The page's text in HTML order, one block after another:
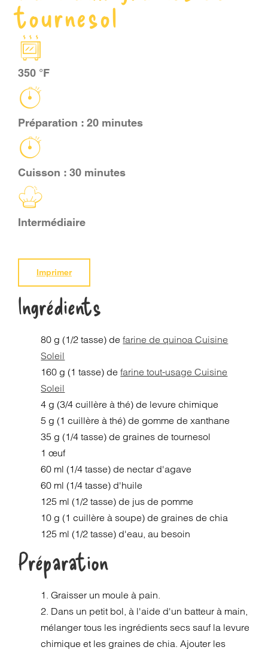
PANIER
tournesol
350 °F
Préparation : 20 minutes
Cuisson : 30 minutes
Intermédiaire
Imprimer
Ingrédients
80 g (1/2 tasse) defarine de quinoa Cuisine
Soleil
160 g (1 tasse) defarine tout-usage Cuisine
Soleil
4 g (3/4 cuillère à thé) de levure chimique
5 g (1 cuillère à thé) de gomme de xanthane
35 g (1/4 tasse) de graines de tournesol
1 œuf
60 ml (1/4 tasse) de nectar d'agave
60 ml (1/4 tasse) d'huile
125 ml (1/2 tasse) de jus de pomme
10 g (1 cuillère à soupe) de graines de chia
125 ml (1/2 tasse) d'eau, au besoin
Préparation
1. Graisser un moule à pain.
2. Dans un petit bol, à l'aide d'un batteur à main,
mélanger tous les ingrédients secs sauf la levure
chimique et les graines de chia. Ajouter les